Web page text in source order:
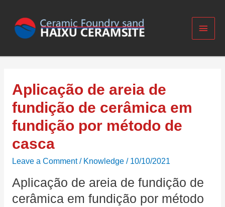
Aplicação de areia de
fundição de cerâmica em
fundição por método de
casca
Leave a Comment / Knowledge/ 10/10/2021
Aplicação de areia de fundição de
cerâmica em fundição por método